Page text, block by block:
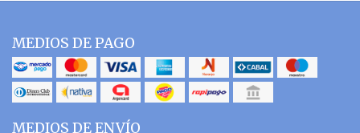
MEDIOS DE PAGO
MEDIOS DE ENVÍO